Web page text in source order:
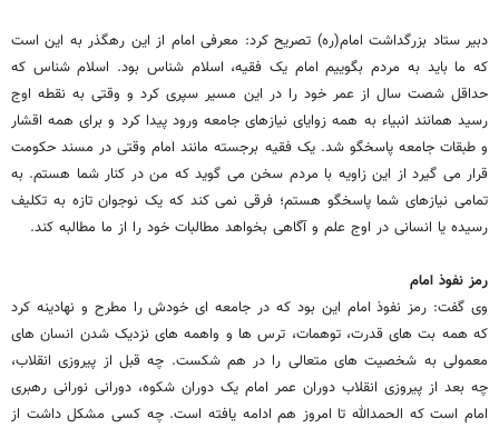
دبیر ستاد بزرگداشت امام(ره) تصریح کرد: معرفی امام از این رهگذر به این است
که ما باید به مردم بگوییم امام یک فقیه، اسلام شناس بود. اسلام شناس که
حداقل شصت سال از عمر خود را در این مسیر سپری کرد و وقتی به نقطه اوج
رسید همانند انبیاء به همه زوایای نیازهای جامعه ورود پیدا کرد و برای همه اقشار
و طبقات جامعه پاسخگو شد. یک فقیه برجسته مانند امام وقتی در مسند حکومت
قرار می گیرد از این زاویه با مردم سخن می گوید که من در کنار شما هستم. به
تمامی نیازهای شما پاسخگو هستم؛ فرقی نمی کند که یک نوجوان تازه به تکلیف
رسیده یا انسانی در اوج علم و آگاهی بخواهد مطالبات خود را از ما مطالبه کند.
رمز نفوذ امام
وی گفت: رمز نفوذ امام این بود که در جامعه ای خودش را مطرح و نهادینه کرد
که همه بت های قدرت، توهمات، ترس ها و واهمه های نزدیک شدن انسان های
معمولی به شخصیت های متعالی را در هم شکست. چه قبل از پیروزی انقلاب،
چه بعد از پیروزی انقلاب دوران عمر امام یک دوران شکوه، دورانی نورانی رهبری
امام است که الحمدالله تا امروز هم ادامه یافته است. چه کسی مشکل داشت از